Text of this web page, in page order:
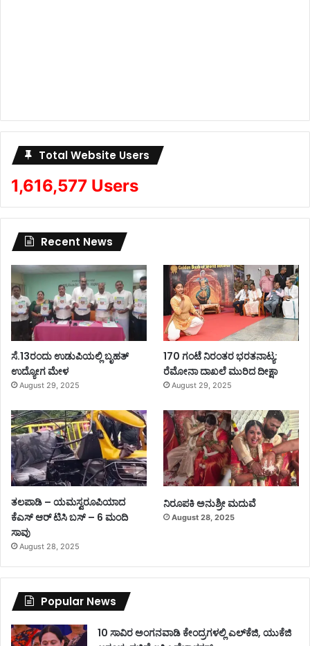
Total Website Users
1,616,577 Users
Recent News
ಸೆ.13ರಂದು ಉಡುಪಿಯಲ್ಲಿ ಬೃಹತ್
ಉದ್ಯೋಗ ಮೇಳ
August 29, 2025
170 ಗಂಟೆ ನಿರಂತರ ಭರತನಾಟ್ಯ:
ರೆಮೋನಾ ದಾಖಲೆ ಮುರಿದ ದೀಕ್ಷಾ
August 29, 2025
ತಲಪಾಡಿ – ಯಮಸ್ವರೂಪಿಯಾದ
ಕೆಎಸ್ ಆರ್ ಟಿಸಿ ಬಸ್ – 6 ಮಂದಿ
ಸಾವು
August 28, 2025
ನಿರೂಪಕಿ ಅನುಶ್ರೀ ಮದುವೆ
August 28, 2025
Popular News
10 ಸಾವಿರ ಅಂಗನವಾಡಿ ಕೇಂದ್ರಗಳಲ್ಲಿ ಎಲ್‌ಕೆಜಿ, ಯುಕೆಜಿ